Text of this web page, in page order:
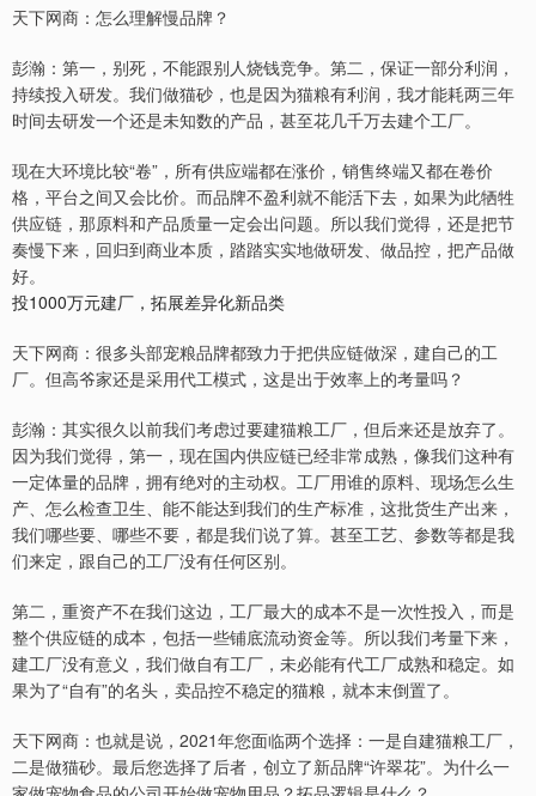
天下网商：怎么理解慢品牌？
彭瀚：第一，别死，不能跟别人烧钱竞争。第二，保证一部分利润，
持续投入研发。我们做猫砂，也是因为猫粮有利润，我才能耗两三年
时间去研发一个还是未知数的产品，甚至花几千万去建个工厂。
现在大环境比较“卷”，所有供应端都在涨价，销售终端又都在卷价
格，平台之间又会比价。而品牌不盈利就不能活下去，如果为此牺牲
供应链，那原料和产品质量一定会出问题。所以我们觉得，还是把节
奏慢下来，回归到商业本质，踏踏实实地做研发、做品控，把产品做
好。
投1000万元建厂，拓展差异化新品类
天下网商：很多头部宠粮品牌都致力于把供应链做深，建自己的工
厂。但高爷家还是采用代工模式，这是出于效率上的考量吗？
彭瀚：其实很久以前我们考虑过要建猫粮工厂，但后来还是放弃了。
因为我们觉得，第一，现在国内供应链已经非常成熟，像我们这种有
一定体量的品牌，拥有绝对的主动权。工厂用谁的原料、现场怎么生
产、怎么检查卫生、能不能达到我们的生产标准，这批货生产出来，
我们哪些要、哪些不要，都是我们说了算。甚至工艺、参数等都是我
们来定，跟自己的工厂没有任何区别。
第二，重资产不在我们这边，工厂最大的成本不是一次性投入，而是
整个供应链的成本，包括一些铺底流动资金等。所以我们考量下来，
建工厂没有意义，我们做自有工厂，未必能有代工厂成熟和稳定。如
果为了“自有”的名头，卖品控不稳定的猫粮，就本末倒置了。
天下网商：也就是说，2021年您面临两个选择：一是自建猫粮工厂，
二是做猫砂。最后您选择了后者，创立了新品牌“许翠花”。为什么一